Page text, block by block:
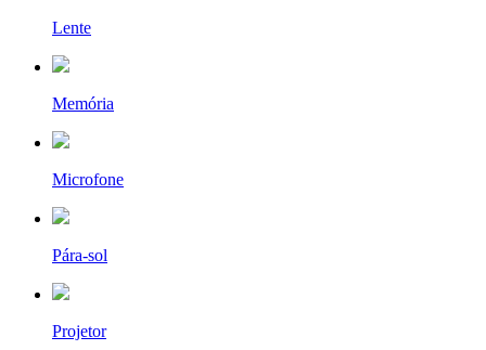
Lente
Memória
Microfone
Pára-sol
Projetor